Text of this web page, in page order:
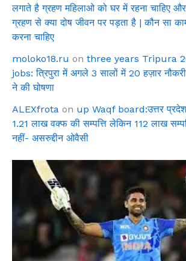
लगाते है ग्रहण महिलाओ को घर में रहना चाहिए
ग्रहण से क्या दोष जीवन पर पड़ता है | कौन सा
करना चाहिए
moloko18.ru on three years Tripura
jobs: त्रिपुरा में अगले 3 सालों में 20 हज़ार नौकरी
ने की घोषणा
ALEXfrota on up Waqf board:उत्तर प्रदेश
1.21 लाख वक्फ की सम्पत्ति लेकिन 112 लाख
नहीं- असरुद्दीन ओवैसी